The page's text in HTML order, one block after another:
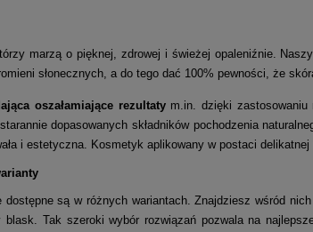
marzą o pięknej, zdrowej i świeżej opaleniźnie.
słonecznych, a do tego dać 100% pewności, że
oszałamiające rezultatym.in. dzięki zastosowaniu
dopasowanych składników pochodzenia
i estetyczna. Kosmetyk aplikowany w postaci delikatnej
są w różnych wariantach. Znajdziesz wśród
Tak szeroki wybór rozwiązań pozwala na